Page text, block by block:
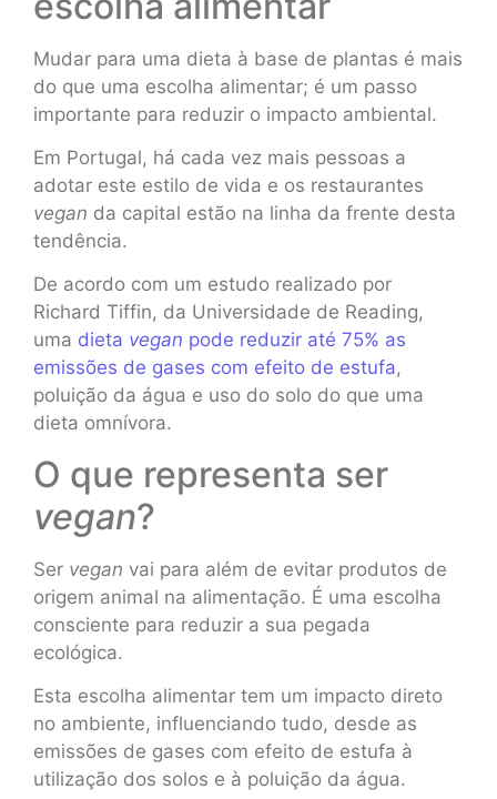
Mudar para uma dieta à base de plantas é mais
do que uma escolha alimentar; é um passo
importante para reduzir o impacto ambiental.
Em Portugal, há cada vez mais pessoas a
adotar este estilo de vida e os restaurantes
vegan da capital estão na linha da frente desta
tendência.
De acordo com um estudo realizado por
Richard Tiffin, da Universidade de Reading,
uma dieta vegan pode reduzir até 75% as
emissões de gases com efeito de estufa,
poluição da água e uso do solo do que uma
dieta omnívora.
O que representa ser
vegan?
Ser vegan vai para além de evitar produtos de
origem animal na alimentação. É uma escolha
consciente para reduzir a sua pegada
ecológica.
Esta escolha alimentar tem um impacto direto
no ambiente, influenciando tudo, desde as
emissões de gases com efeito de estufa à
utilização dos solos e à poluição da água.